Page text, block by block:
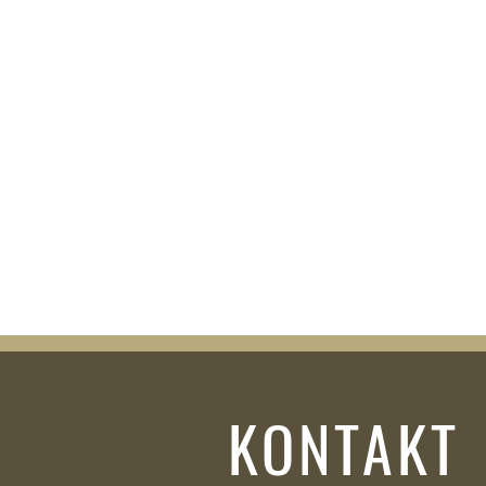
KONTAKT